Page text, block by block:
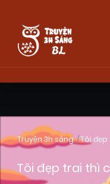
Truyện 3h sáng Tôi
Tôi đẹp trai thì